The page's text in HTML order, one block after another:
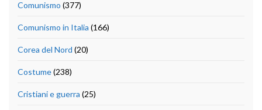
Comunismo (377)
Comunismo in Italia (166)
Corea del Nord (20)
Costume(238)
Cristiani e guerra (25)